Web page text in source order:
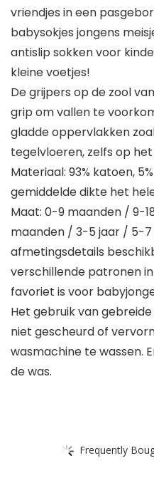
vriendjes in een
babysokjes jongens
antislip sokken voor
kleine voetjes!
De grijpers op de zool
grip om vallen te
gladde oppervlakken
tegelvloeren, zelfs op het
Materiaal: 93% katoen,
gemiddelde dikte het
Maat: 0-9 maanden / 9-
maanden / 3-5 jaar / 5-
afmetingsdetails
verschillende patronen
favoriet is voor
Het gebruik van
niet gescheurd of
wasmachine te wassen.
de was.
Frequently